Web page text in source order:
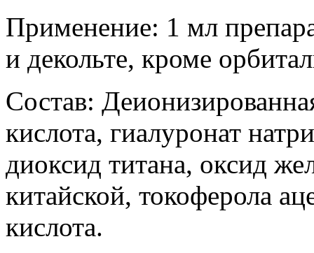
Применение: 1 мл
и декольте, кроме
Состав:
кислота, гиалуронат
диоксид титана, оксид
китайской, токоферола
кислота.